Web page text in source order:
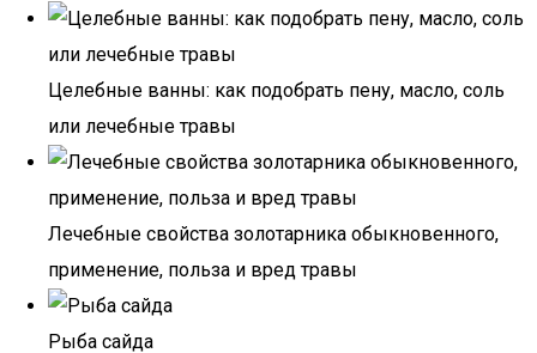
Целебные ванны: как подобрать пену, масло, соль
или лечебные травы
Лечебные свойства золотарника обыкновенного,
применение, польза и вред травы
Рыба сайда